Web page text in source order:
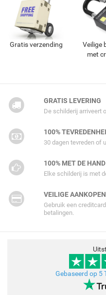
Gratis verzending
Veilige
met
GRATIS LEVERING
De schilderij arriveert
100%
30 dagen tevreden of
100% MET DE
Elke schilderij is met
VEILIGE AANKOPEN
Gebruik een
betalingen.
Gebaseerd op 5